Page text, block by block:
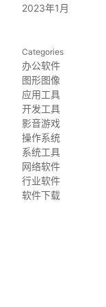
2023年1月
Categories
办公软件
图形图像
应用工具
开发工具
影音游戏
操作系统
系统工具
网络软件
行业软件
软件下载